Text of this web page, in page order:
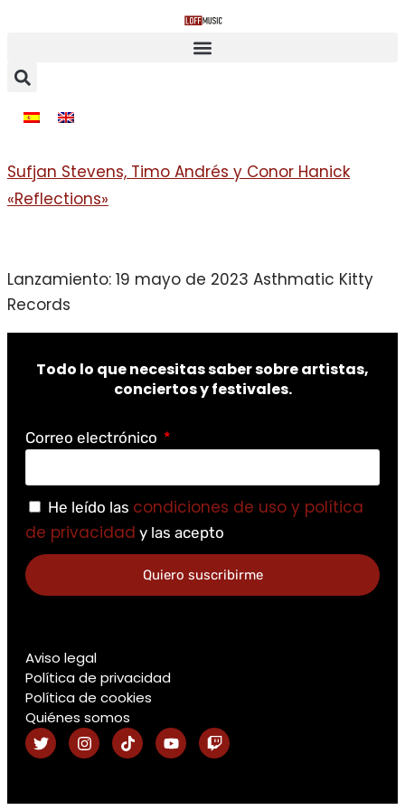
Sufjan Stevens, Timo Andrés y Conor Hanick
«Reflections»
Lanzamiento: 19 mayo de 2023 Asthmatic Kitty
Records
Todo lo que necesitas saber sobre artistas,
conciertos y festivales.
Correo electrónico
He leído las condiciones de uso y política
de privacidad y las acepto
Quiero suscribirme
Aviso legal
Política de privacidad
Política de cookies
Quiénes somos